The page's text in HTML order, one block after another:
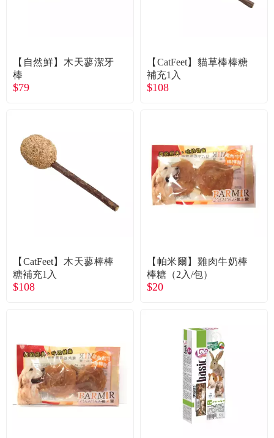
優惠活動
關於我們
購物流程
折價券、紅利說明
【自然鮮】木天蓼潔牙
棒
$79
【CatFeet】貓草棒棒糖
補充1入
$108
【CatFeet】木天蓼棒棒
糖補充1入
$108
【帕米爾】雞肉牛奶棒
棒糖（2入/包）
$20